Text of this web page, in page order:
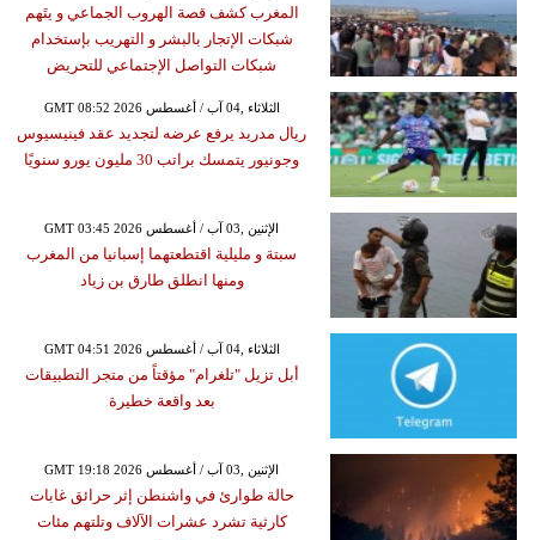
المغرب كشف قصة الهروب الجماعي و يتَهم
شبكات الإتجار بالبشر و التهريب بإستخدام
شبكات التواصل الإجتماعي للتحريض
GMT 08:52 2026 الثلاثاء ,04 آب / أغسطس
ريال مدريد يرفع عرضه لتجديد عقد فينيسيوس
وجونيور يتمسك براتب 30 مليون يورو سنويًا
GMT 03:45 2026 الإثنين ,03 آب / أغسطس
سبتة و مليلية اقتطعتهما إسبانيا من المغرب
ومنها انطلق طارق بن زياد
GMT 04:51 2026 الثلاثاء ,04 آب / أغسطس
أبل تزيل "تلغرام" مؤقتاً من متجر التطبيقات
بعد واقعة خطيرة
GMT 19:18 2026 الإثنين ,03 آب / أغسطس
حالة طوارئ في واشنطن إثر حرائق غابات
كارثية تشرد عشرات الآلاف وتلتهم مئات